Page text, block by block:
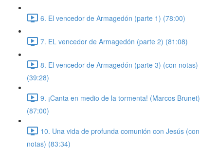
6. El vencedor de Armagedón (parte 1) (78:00)
7. EL vencedor de Armagedón (parte 2) (81:08)
8. El vencedor de Armagedón (parte 3) (con notas)
(39:28)
9. ¡Canta en medio de la tormenta! (Marcos Brunet)
(87:00)
10. Una vida de profunda comunión con Jesús (con
notas) (83:34)